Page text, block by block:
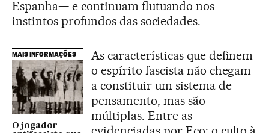
Espanha— e continuam flutuando nos
instintos profundos das sociedades.
MAIS INFORMAÇÕES
O jogador
As características que definem
o espírito fascista não chegam
a constituir um sistema de
pensamento, mas são
múltiplas. Entre as